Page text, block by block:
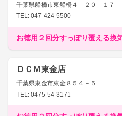
千葉県船橋市東船橋４－２０－１７
TEL: 047-424-5500
お徳用２回分すっぽり覆える換
ＤＣＭ東金店
千葉県東金市東金８５４－５
TEL: 0475-54-3171